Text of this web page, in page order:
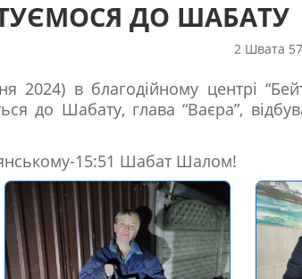
ДО ШАБАТУ
2 Швата
2024) в благодійному центрі
до Шабату, глава “Ваєра”,
15:51 Шабат Шалом!